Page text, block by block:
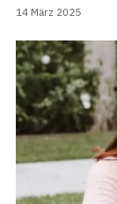
14 März 2025